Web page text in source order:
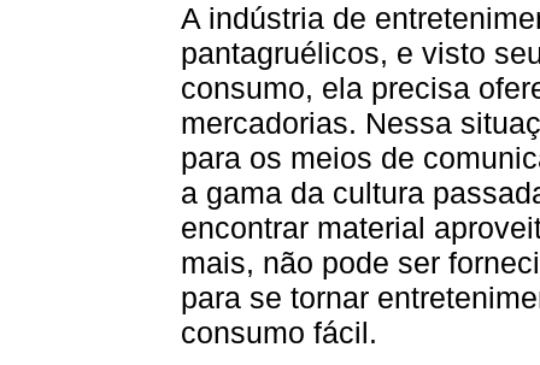
A indústria de
pantagruélicos, e visto
consumo, ela precisa
mercadorias. Nessa
para os meios de
a gama da cultura
encontrar material
mais, não pode ser
para se tornar
consumo fácil.